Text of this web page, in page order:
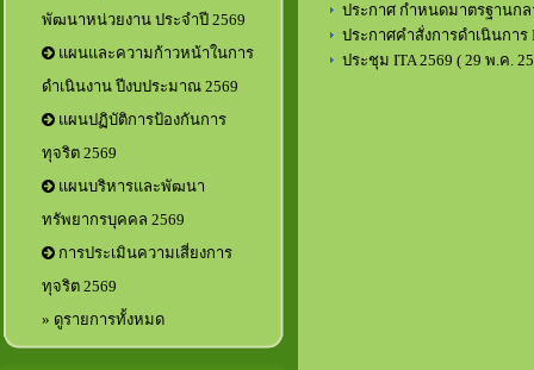
พัฒนาหน่วยงาน ประจำปี 2569
แผนและความก้าวหน้าในการ
ดำเนินงาน ปีงบประมาณ 2569
แผนปฏิบัติการป้องกันการ
ทุจริต 2569
แผนบริหารและพัฒนา
ทรัพยากรบุคคล 2569
การประเมินความเสี่ยงการ
ทุจริต 2569
» ดูรายการทั้งหมด
ประกาศ กำหนดมาตรฐานก
ประกาศคำสั่งการดำเนินการ
ประชุม ITA 2569 ( 29 พ.ค.